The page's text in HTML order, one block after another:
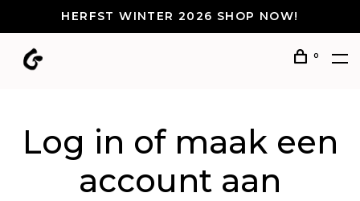
HERFST WINTER 2026 SHOP NOW!
0
Log in of maak een
account aan